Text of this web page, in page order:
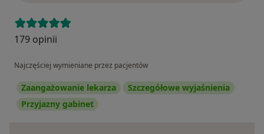
179 opinii
Najczęściej wymieniane przez pacjentów
Zaangażowanie lekarza
Szczegółowe wyjaśnienia
Przyjazny gabinet